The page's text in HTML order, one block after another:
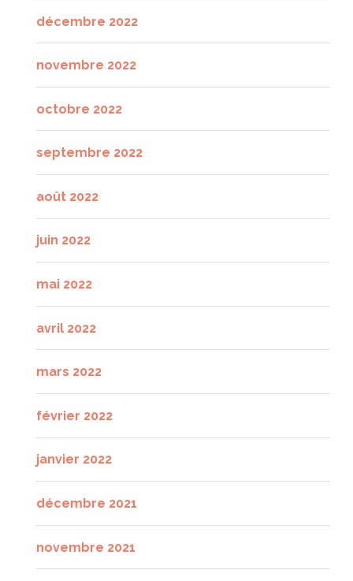
décembre 2022
novembre 2022
octobre 2022
septembre 2022
août 2022
juin 2022
mai 2022
avril 2022
mars 2022
février 2022
janvier 2022
décembre 2021
novembre 2021